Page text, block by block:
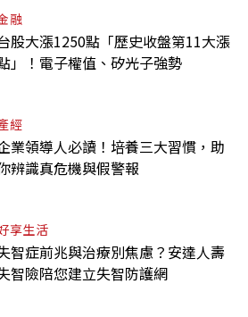
融
股大漲1250點「歷史收盤第11大漲
」！電子權值、矽光子強勢
經
業領導人必讀！培養三大習慣，助
辨識真危機與假警報
享生活
智症前兆與治療別焦慮？安達人壽
智險陪您建立失智防護網